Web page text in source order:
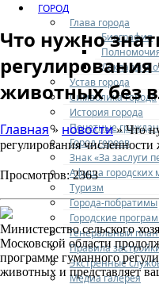
ГОРОД
Глава города
Биография
Доклады и
Устав города
Символика города
История города
Почетные
Город героев
Знак «За заслуги
Афиша городских
Туризм
Города-побратимы
Городские
Генеральный план
Правила
Экстренные
Медиа галерея
Что нужно
животных без
Главная» новости» Что
регулирования
Просмотров: 2363
Министерство сельского
Московской области
программе гуманного
животных и представляет